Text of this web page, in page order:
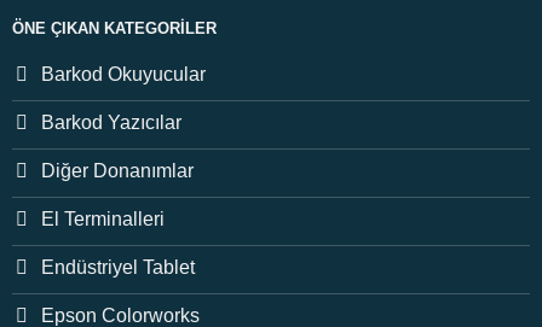
ÖNE ÇIKAN KATEGORILER
Barkod Okuyucular
Barkod Yazıcılar
Diğer Donanımlar
El Terminalleri
Endüstriyel Tablet
Epson Colorworks